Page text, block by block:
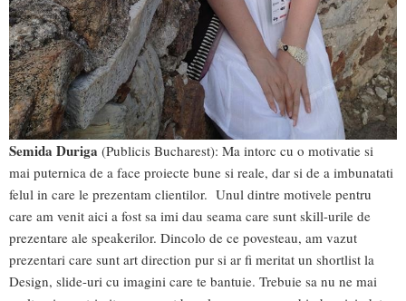
Semida Duriga (Publicis Bucharest): Ma intorc cu o motivatie si
mai puternica de a face proiecte bune si reale, dar si de a imbunatati
felul in care le prezentam clientilor. Unul dintre motivele pentru
care am venit aici a fost sa imi dau seama care sunt skill-urile de
prezentare ale speakerilor. Dincolo de ce povesteau, am vazut
prezentari care sunt art direction pur si ar fi meritat un shortlist la
Design, slide-uri cu imagini care te bantuie. Trebuie sa nu ne mai